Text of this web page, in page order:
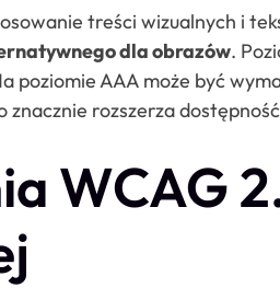
treści wizualnych i
dla obrazów.
poziomie AAA może być
znacznie rozszerza
WCAG